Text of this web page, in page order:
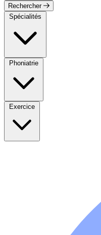
Rechercher
Spécialités
Phoniatrie
Exercice